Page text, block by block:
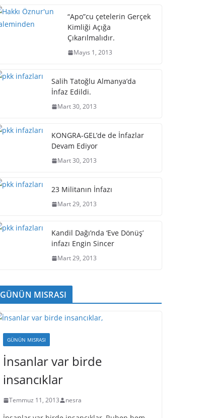
“Apo”cu çetelerin Gerçek
Kimliği Açığa
Çıkarılmalıdır.
Mayıs 1, 2013
Salih Tatoğlu Almanya’da
İnfaz Edildi.
Mart 30, 2013
KONGRA-GEL’de de İnfazlar
Devam Ediyor
Mart 30, 2013
23 Militanın İnfazı
Mart 29, 2013
Kandil Dağı’nda ‘Eve Dönüş’
infazı Engin Sincer
Mart 29, 2013
GÜNÜN MISRASI
GÜNÜN MISRASI
İnsanlar var birde
insancıklar
Temmuz 11, 2013 nesra